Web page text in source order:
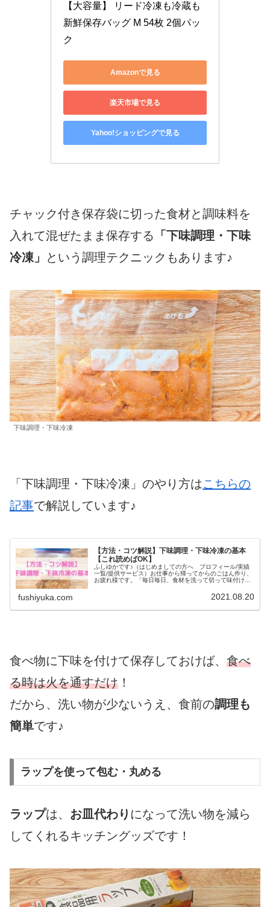
【大容量】 リード冷凍も冷蔵も
新鮮保存バッグ M 54枚 2個パッ
ク
Amazonで見る
楽天市場で見る
Yahoo!ショッピングで見る
チャック付き保存袋に切った食材と調味料を
入れて混ぜたまま保存する 「下味調理・下味
冷凍」
という調理テクニックもあります♪
下味調理・下味冷凍
「下味調理・下味冷凍」のやり方はこちらの
記事で解説しています♪
【方法・コツ解説】下味調理・下味冷凍の基本
【これ読めばOK】
ふしゆかです♪（はじめましての方へ プロフィール/実績
一覧/提供サービス）お仕事から帰ってからのごはん作り、
お疲れ様です。「毎日毎日、食材を洗って切って味付け
fushiyuka.com 2021.08.20
食べ物に下味を付けて保存しておけば、 食べ
る時は火を通すだけ ！
だから、洗い物が少ないうえ、食前の調理も
簡単です♪
ラップを使って包む・丸める
ラップは、 お皿代わり になって洗い物を減ら
してくれるキッチングッズです！